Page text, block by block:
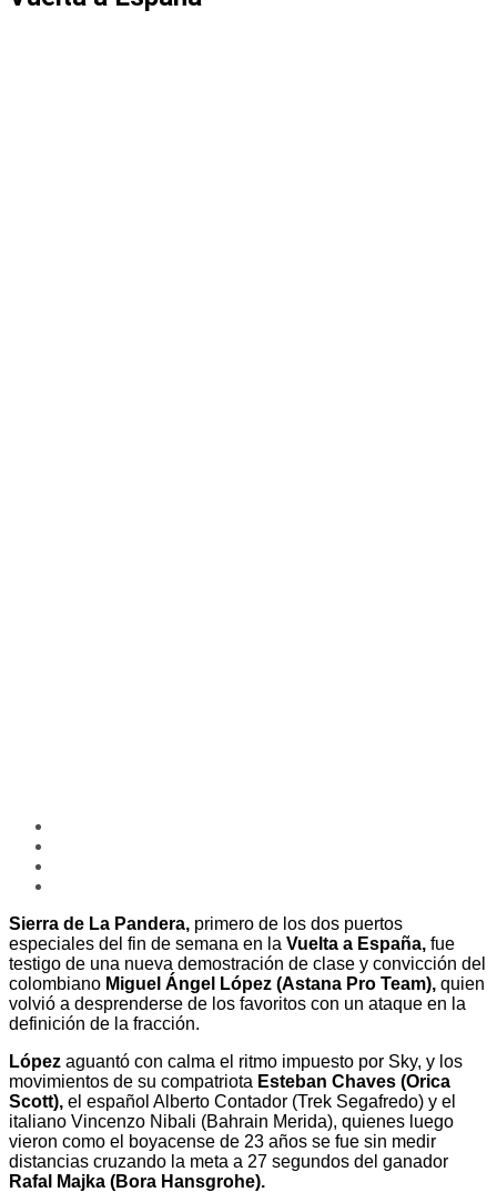
Sierra de La Pandera, primero de los dos puertos
especiales del fin de semana en la Vuelta a España, fue
testigo de una nueva demostración de clase y convicción del
colombiano Miguel Ángel López (Astana Pro Team), quien
volvió a desprenderse de los favoritos con un ataque en la
definición de la fracción.
López aguantó con calma el ritmo impuesto por Sky, y los
movimientos de su compatriota Esteban Chaves (Orica
Scott), el español Alberto Contador (Trek Segafredo) y el
italiano Vincenzo Nibali (Bahrain Merida), quienes luego
vieron como el boyacense de 23 años se fue sin medir
distancias cruzando la meta a 27 segundos del ganador
Rafal Majka (Bora Hansgrohe).